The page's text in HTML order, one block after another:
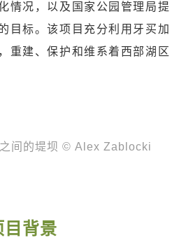
情况，以及国家公园管理局提
目标。该项目充分利用牙买加
重建、保护和维系着西部湖区
间的堤坝 © Alex Zablocki
目背景